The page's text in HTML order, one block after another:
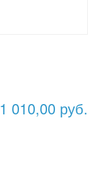
1 010,00 руб.